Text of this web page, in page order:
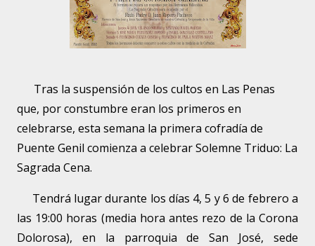
Tras la suspensión de los cultos en Las Penas
que, por constumbre eran los primeros en
celebrarse, esta semana la primera cofradía de
Puente Genil comienza a celebrar Solemne Triduo: La
Sagrada Cena.
Tendrá lugar durante los días 4, 5 y 6 de febrero a
las 19:00 horas (media hora antes rezo de la Corona
Dolorosa), en la parroquia de San José, sede